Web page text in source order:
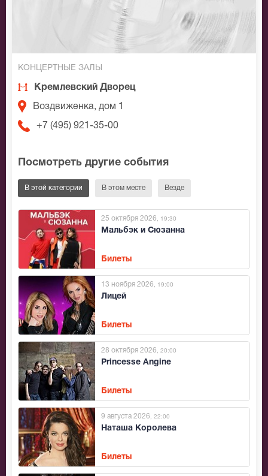
КОНЦЕРТНЫЕ ЗАЛЫ
Кремлевский Дворец
Воздвиженка, дом 1
+7 (495) 921-35-00
Посмотреть другие события
В этой категории В этом месте Везде
Мальбэк и Сюзанна
25 октября 2026 , 19:30
Билеты
Лицей
13 ноября 2026 , 19:00
Билеты
Princesse Angine
28 октября 2026 , 20:00
Билеты
Наташа Королева
9 августа 2026 , 22:00
Билеты